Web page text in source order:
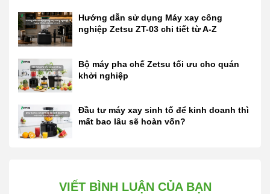
Hướng dẫn sử dụng Máy xay công
nghiệp Zetsu ZT-03 chi tiết từ A-Z
Bộ máy pha chế Zetsu tối ưu cho quán
khởi nghiệp
Đầu tư máy xay sinh tố để kinh doanh thì
mất bao lâu sẽ hoàn vốn?
VIẾT BÌNH LUẬN CỦA BẠN